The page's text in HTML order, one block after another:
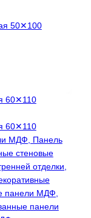
50✕100